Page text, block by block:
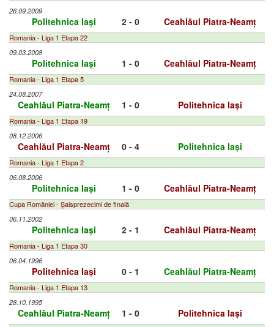
26.09.2009
Politehnica Iași 2 - 0 Ceahlăul Piatra-Neamț
Romania - Liga 1 Etapa 22
09.03.2008
Politehnica Iași 1 - 0 Ceahlăul Piatra-Neamț
Romania - Liga 1 Etapa 5
24.08.2007
Ceahlăul Piatra-Neamț 1 - 0 Politehnica Iași
Romania - Liga 1 Etapa 19
08.12.2006
Ceahlăul Piatra-Neamț 0 - 4 Politehnica Iași
Romania - Liga 1 Etapa 2
06.08.2006
Politehnica Iași 1 - 0 Ceahlăul Piatra-Neamț
Cupa României - Șaisprezecimi de finală
06.11.2002
Politehnica Iași 2 - 1 Ceahlăul Piatra-Neamț
Romania - Liga 1 Etapa 30
06.04.1996
Politehnica Iași 0 - 1 Ceahlăul Piatra-Neamț
Romania - Liga 1 Etapa 13
28.10.1995
Ceahlăul Piatra-Neamț 1 - 0 Politehnica Iași